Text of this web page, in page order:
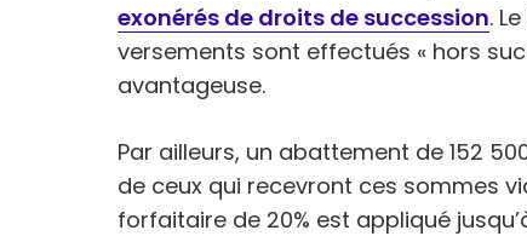
exonérés de droits de succession.
versements sont effectués « hors
avantageuse.
Par ailleurs, un abattement de 152
de ceux qui recevront ces sommes
forfaitaire de 20% est appliqué